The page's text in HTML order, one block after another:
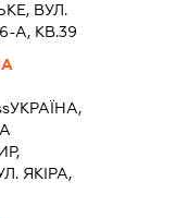
ВУЛ.
А, КВ.39
УКРАЇНА,
ЯКІРА,